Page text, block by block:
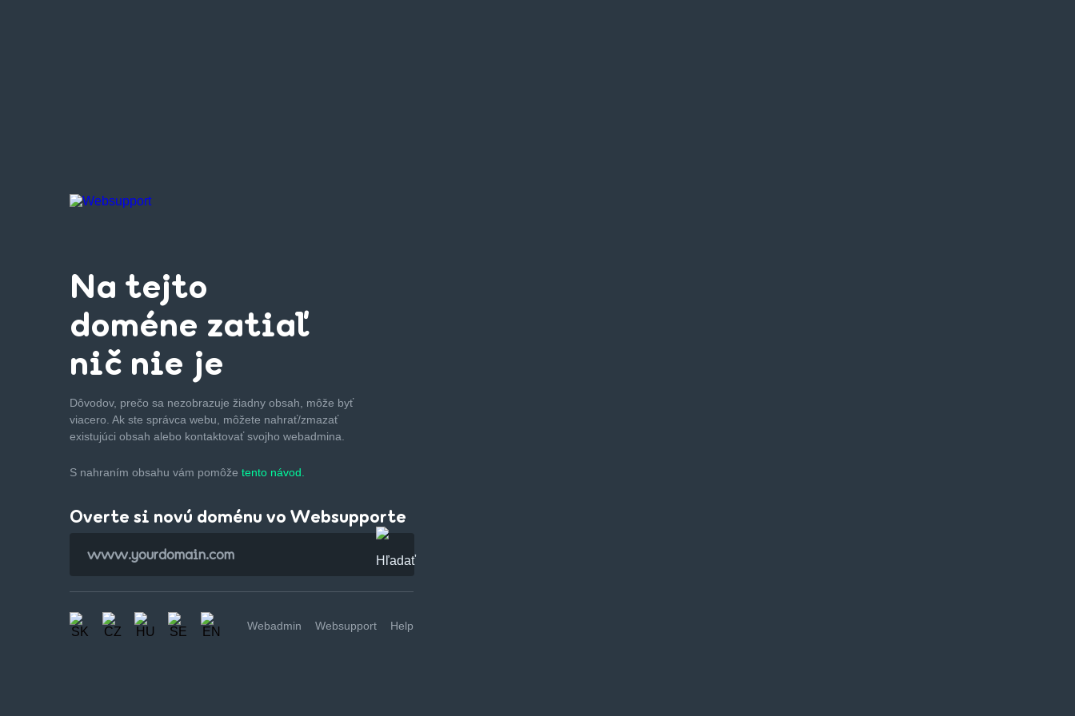
Na tejto
doméne zatiaľ
nič nie je
Dôvodov, prečo sa nezobrazuje žiadny obsah, môže byť
viacero. Ak ste správca webu, môžete nahrať/zmazať
existujúci obsah alebo kontaktovať svojho webadmina.
S nahraním obsahu vám pomôže tento návod.
Overte si novú doménu vo Websupporte
Webadmin Websupport Help